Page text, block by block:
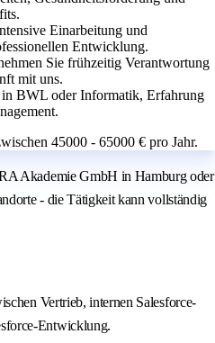
Einarbeitung und
Entwicklung.
Sie frühzeitig Verantwortung
mit uns.
in BWL oder Informatik, Erfahrung
45000 - 65000 € pro Jahr.
Akademie GmbH in Hamburg oder
- die Tätigkeit kann vollständig
Vertrieb, internen Salesforce-
Entwicklung.